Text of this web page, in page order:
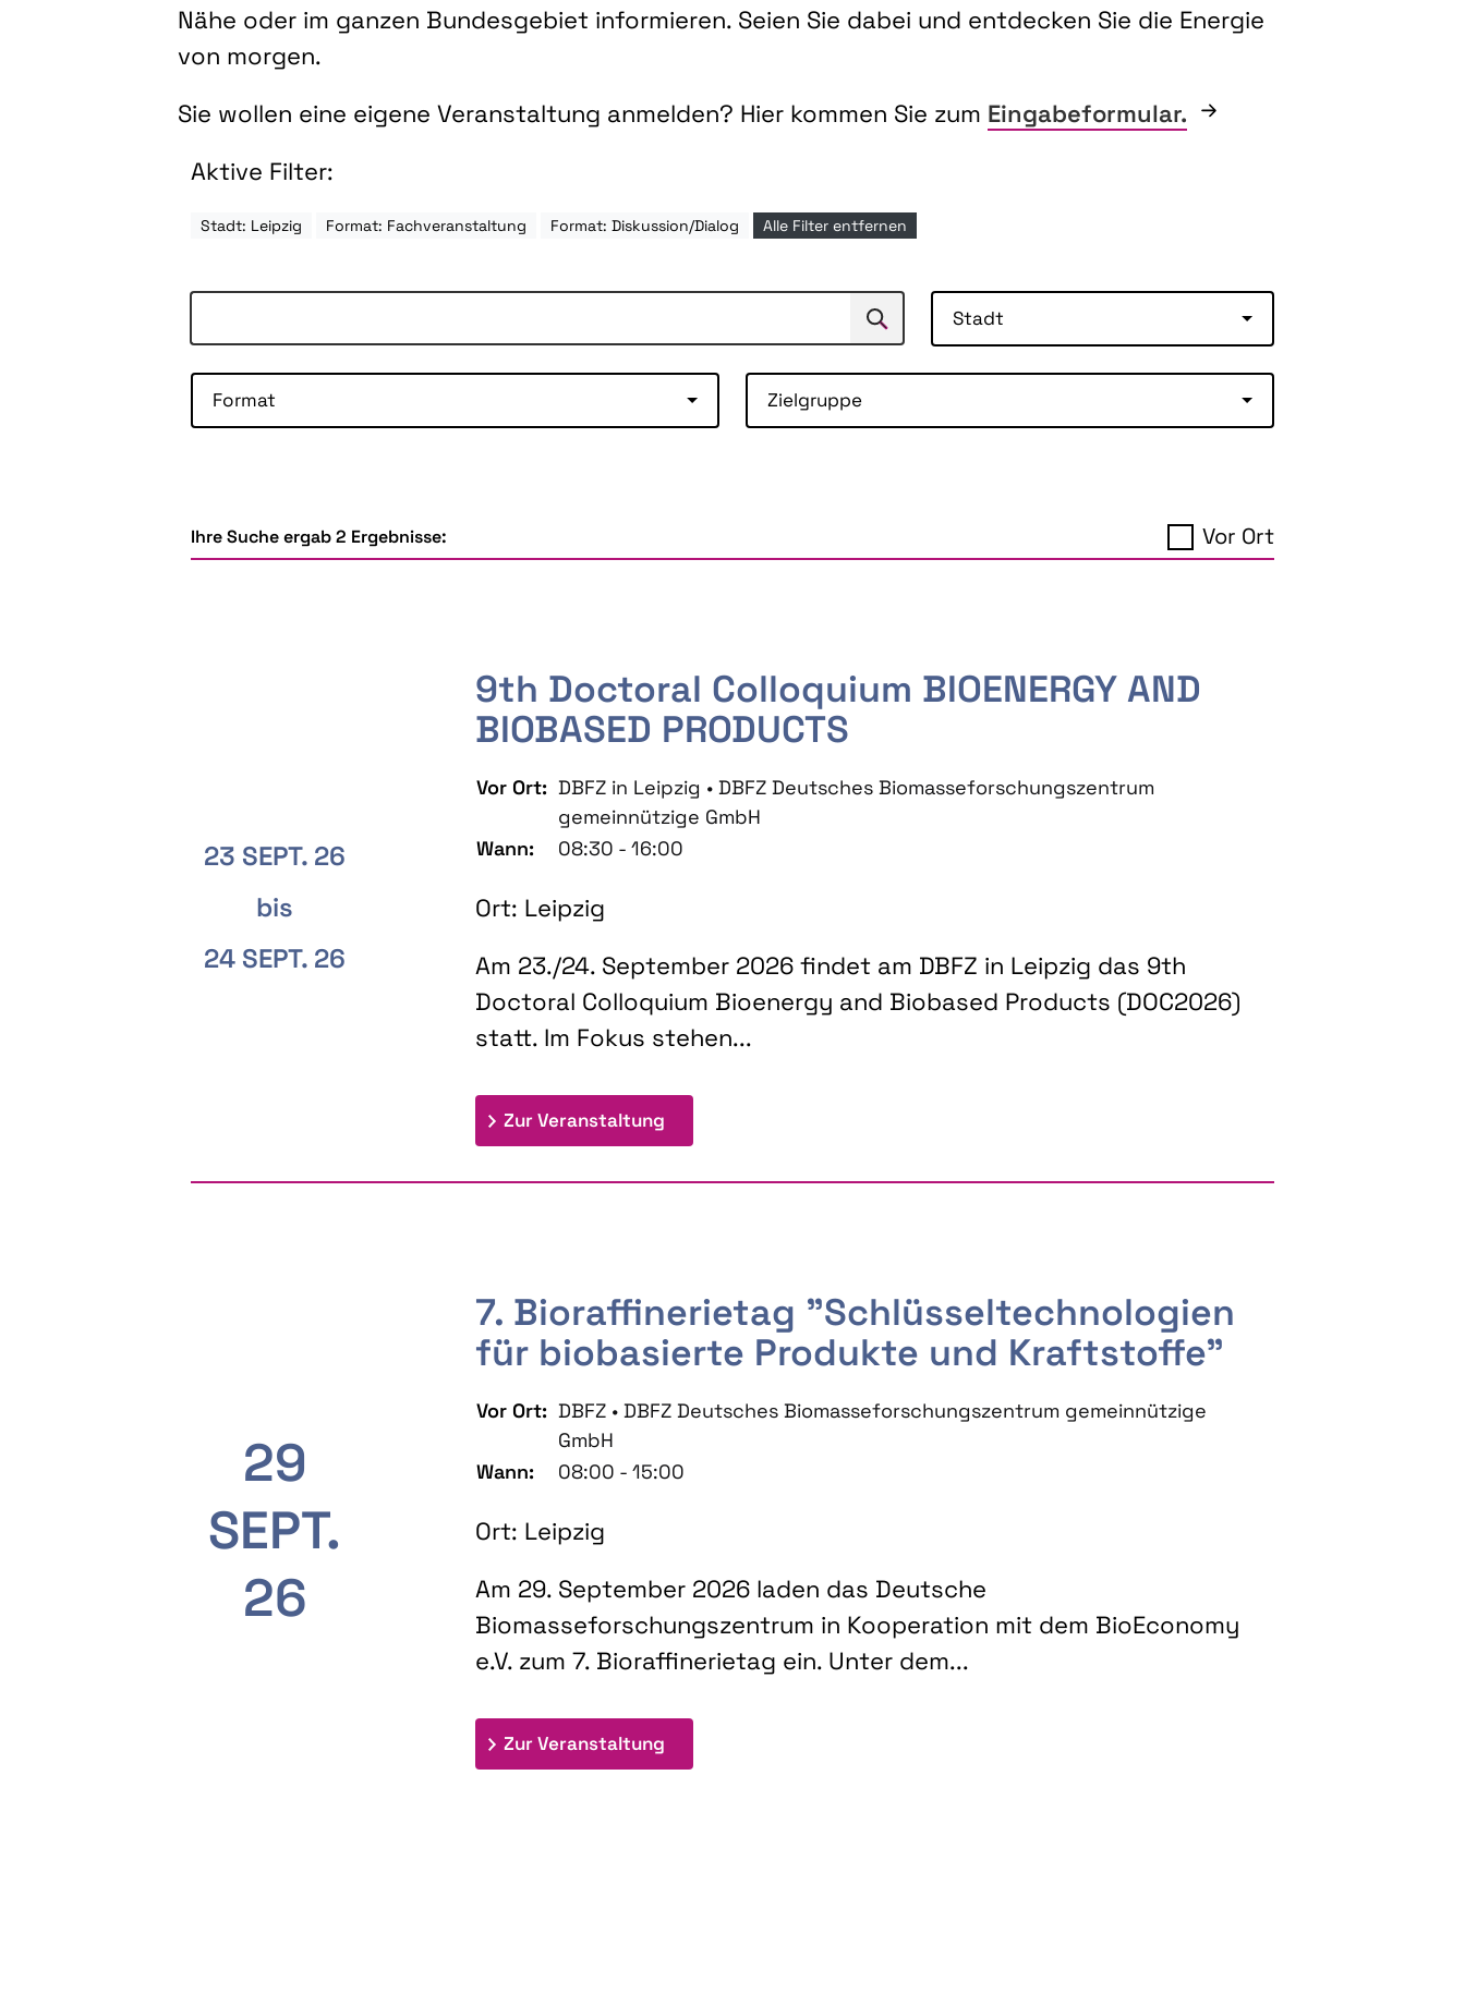
Nähe oder im ganzen Bundesgebiet informieren. Seien Sie dabei und entdecken Sie die Energie
von morgen.
Sie wollen eine eigene Veranstaltung anmelden? Hier kommen Sie zum Eingabeformular.
Aktive Filter:
Stadt: Leipzig Format: Fachveranstaltung Format: Diskussion/Dialog Alle Filter entfernen
Suchen Stadt
Format Zielgruppe
Ihre Suche ergab 2 Ergebnisse: Vor Ort
23 SEPT. 26
bis
24 SEPT. 26
9th Doctoral Colloquium BIOENERGY AND
BIOBASED PRODUCTS
Vor Ort: DBFZ in Leipzig • DBFZ Deutsches Biomasseforschungszentrum
gemeinnützige GmbH
Wann:
08:30 - 16:00
Ort: Leipzig
Am 23./24. September 2026 findet am DBFZ in Leipzig das 9th
Doctoral Colloquium Bioenergy and Biobased Products (DOC2026)
statt. Im Fokus stehen...
Zur Veranstaltung: 9th Doctoral Colloquium BIOENERGY AND BIOBASED PRODUCTS
29
SEPT.
26
7. Bioraffinerietag "Schlüsseltechnologien
für biobasierte Produkte und Kraftstoffe"
Vor Ort: DBFZ • DBFZ Deutsches Biomasseforschungszentrum gemeinnützige
GmbH
Wann:
08:00 - 15:00
Ort: Leipzig
Am 29. September 2026 laden das Deutsche
Biomasseforschungszentrum in Kooperation mit dem BioEconomy
e.V. zum 7. Bioraffinerietag ein. Unter dem...
Zur Veranstaltung: 7. Bioraffinerietag "Schlüsseltechnologien für biobasierte Produkte und Kraftstoffe"